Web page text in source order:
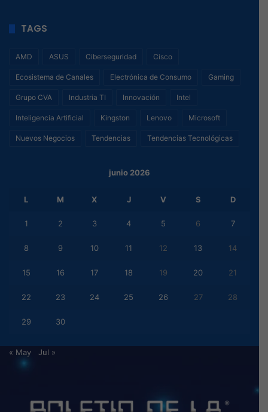
TAGS
AMD ASUS Ciberseguridad Cisco
Ecosistema de Canales Electrónica de Consumo Gaming
Grupo CVA Industria TI Innovación Intel
Inteligencia Artificial Kingston Lenovo Microsoft
Nuevos Negocios Tendencias Tendencias Tecnológicas
junio 2026
L M X J V S D
1 2 3 4 5 6 7
8 9 10 11 12 13 14
15 16 17 18 19 20 21
22 23 24 25 26 27 28
29 30
« May Jul »